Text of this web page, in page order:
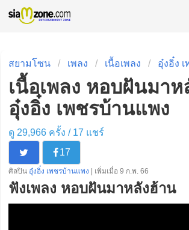
สยามโซน เพลง เนื้อเพลง อุ๋งอิ๋ง
เนื้อเพลง หอบฝันมา
อุ๋งอิ๋ง เพชรบ้านแพง
ดู 29,966 ครั้ง / 17 แชร์
17
ศิลปิน อุ๋งอิ๋ง เพชรบ้านแพง | เพิ่มเมื่อ 9 ก.พ. 66
ฟังเพลง หอบฝันมาหลังฮ้าน